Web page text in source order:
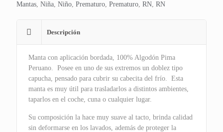
Mantas, Niña, Niño, Prematuro, Prematuro, RN, RN
Descripción
Manta con aplicación bordada, 100% Algodón Pima
Peruano. Posee en uno de sus extremos un doblez tipo
capucha, pensado para cubrir su cabecita del frío. Esta
manta es muy útil para trasladarlos a distintos ambientes,
taparlos en el coche, cuna o cualquier lugar.
Su composición la hace muy suave al tacto, brinda calidad
sin deformarse en los lavados, además de proteger la